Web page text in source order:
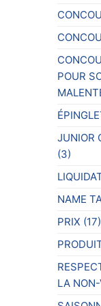
POUR
JUNIOR
(3)
NAME
PRIX (17)
LA